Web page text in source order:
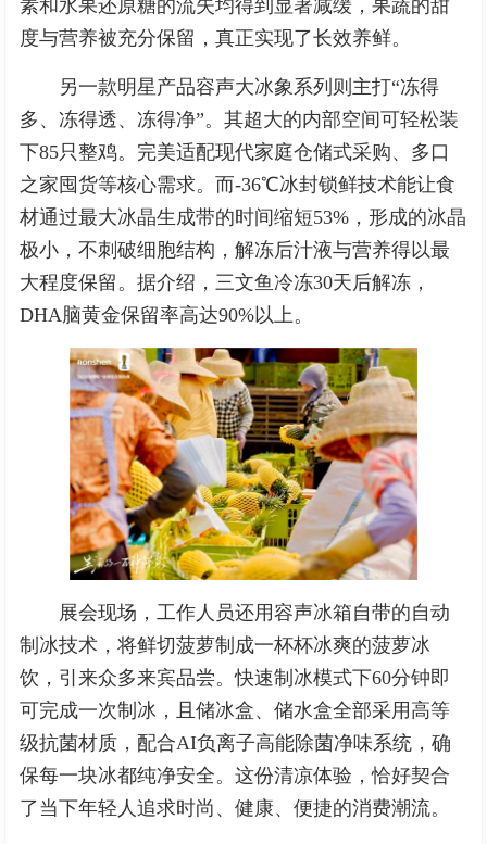
素和水果还原糖的流失均得到显著减缓，果蔬的甜
度与营养被充分保留，真正实现了长效养鲜。
另一款明星产品容声大冰象系列则主打“冻得
多、冻得透、冻得净”。其超大的内部空间可轻松装
下85只整鸡。完美适配现代家庭仓储式采购、多口
之家囤货等核心需求。而-36℃冰封锁鲜技术能让食
材通过最大冰晶生成带的时间缩短53%，形成的冰晶
极小，不刺破细胞结构，解冻后汁液与营养得以最
大程度保留。据介绍，三文鱼冷冻30天后解冻，
DHA脑黄金保留率高达90%以上。
展会现场，工作人员还用容声冰箱自带的自动
制冰技术，将鲜切菠萝制成一杯杯冰爽的菠萝冰
饮，引来众多来宾品尝。快速制冰模式下60分钟即
可完成一次制冰，且储冰盒、储水盒全部采用高等
级抗菌材质，配合AI负离子高能除菌净味系统，确
保每一块冰都纯净安全。这份清凉体验，恰好契合
了当下年轻人追求时尚、健康、便捷的消费潮流。